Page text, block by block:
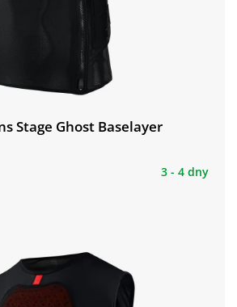
Stage Ghost Baselayer
3 - 4 dny